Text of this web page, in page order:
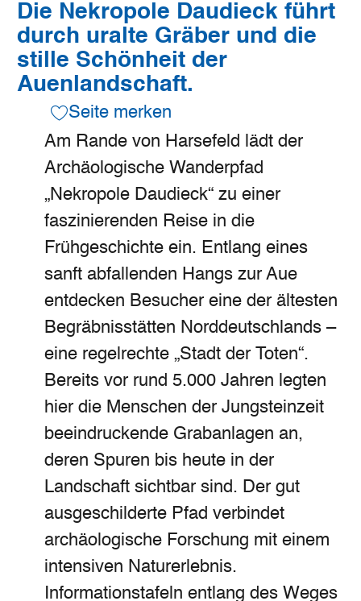
Die Nekropole Daudieck führt
durch uralte Gräber und die
stille Schönheit der
Auenlandschaft.
Seite merken
Am Rande von Harsefeld lädt der
Archäologische Wanderpfad
„Nekropole Daudieck“ zu einer
faszinierenden Reise in die
Frühgeschichte ein. Entlang eines
sanft abfallenden Hangs zur Aue
entdecken Besucher eine der ältesten
Begräbnisstätten Norddeutschlands –
eine regelrechte „Stadt der Toten“.
Bereits vor rund 5.000 Jahren legten
hier die Menschen der Jungsteinzeit
beeindruckende Grabanlagen an,
deren Spuren bis heute in der
Landschaft sichtbar sind. Der gut
ausgeschilderte Pfad verbindet
archäologische Forschung mit einem
intensiven Naturerlebnis.
Informationstafeln entlang des Weges